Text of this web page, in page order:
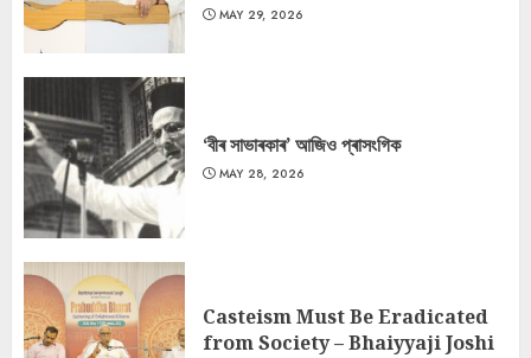
MAY 29, 2026
‘বীৰ সাভাৰকাৰ’ আজিও প্ৰাসংগিক
MAY 28, 2026
Casteism Must Be Eradicated
from Society – Bhaiyyaji Joshi